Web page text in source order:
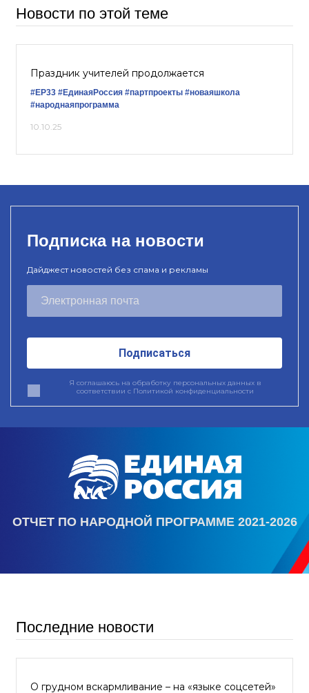
Новости по этой теме
Праздник учителей продолжается
#ЕР33 #ЕдинаяРоссия #партпроекты #новаяшкола
#народнаяпрограмма
10.10.25
Подписка на новости
Дайджест новостей без спама и рекламы
Подписаться
Я соглашаюсь на обработку персональных данных в
соответствии с Политикой конфиденциальности
ОТЧЕТ ПО НАРОДНОЙ ПРОГРАММЕ 2021-2026
Последние новости
О грудном вскармливание – на «языке соцсетей»